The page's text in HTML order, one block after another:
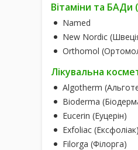
Вітаміни та БАДи
Named
New Nordic
Orthomol
Лікувальна
Algotherm
Bioderma
Eucerin (Еуцерін)
Exfoliac (Ексфоліак)
Filorga (Філорга)